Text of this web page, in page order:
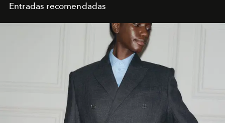
Entradas recomendadas